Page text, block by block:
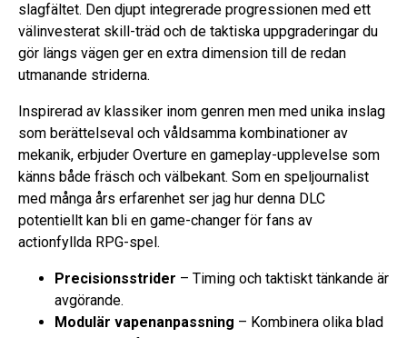
slagfältet. Den djupt integrerade progressionen med ett
välinvesterat skill-träd och de taktiska uppgraderingar du
gör längs vägen ger en extra dimension till de redan
utmanande striderna.
Inspirerad av klassiker inom genren men med unika inslag
som berättelseval och våldsamma kombinationer av
mekanik, erbjuder Overture en gameplay-upplevelse som
känns både fräsch och välbekant. Som en speljournalist
med många års erfarenhet ser jag hur denna DLC
potentiellt kan bli en game-changer för fans av
actionfyllda RPG-spel.
Precisionsstrider – Timing och taktiskt tänkande är
avgörande.
Modulär vapenanpassning – Kombinera olika blad